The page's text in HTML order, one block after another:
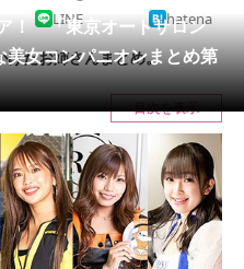
！ 「東京オートサロン
女コンパニオンまとめ第
LINE hatena
けたお姉さんまとめ。
目次を表示